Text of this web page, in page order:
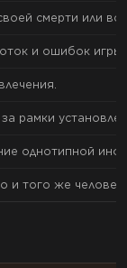
смерти или
и ошибок игры
рамки
однотипной
и того же